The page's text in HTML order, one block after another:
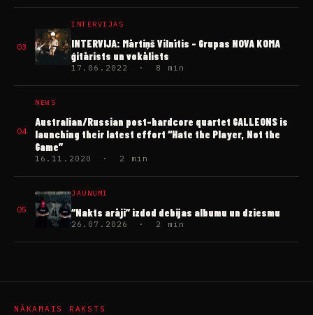
03
INTERVIJAS
INTERVIJA: Mārtiņš Vilnītis – Grupas NOVA KOMA
ģitārists un vokālists
17.06.2022 · 8 min
04
NEWS
Australian/Russian post-hardcore quartet GALLEONS is
launching their latest effort “Hate the Player, Not the
Game”
16.11.2020 · 2 min
05
JAUNUMI
“Nakts arāji” izdod debijas albumu un dziesmu
26.07.2026 · 2 min
NĀKAMAIS RAKSTS